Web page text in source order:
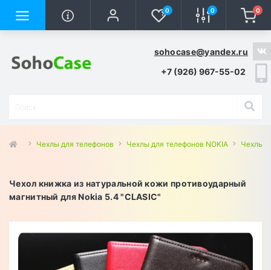
0 0 0
sohocase@yandex.ru
+7 (926) 967-55-02
Чехлы для телефонов Чехлы для телефонов NOKIA Чехлы
Чехол книжка из натуральной кожи противоударный
магнитный для Nokia 5.4 "CLASIC"